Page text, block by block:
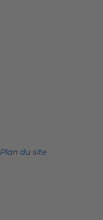
Plan du site